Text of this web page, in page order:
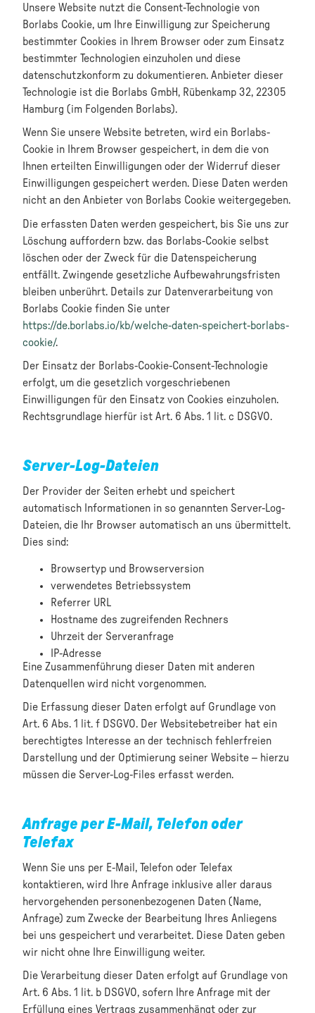
Unsere Website nutzt die Consent-Technologie von
Borlabs Cookie, um Ihre Einwilligung zur Speicherung
bestimmter Cookies in Ihrem Browser oder zum Einsatz
bestimmter Technologien einzuholen und diese
datenschutzkonform zu dokumentieren. Anbieter dieser
Technologie ist die Borlabs GmbH, Rübenkamp 32, 22305
Hamburg (im Folgenden Borlabs).
Wenn Sie unsere Website betreten, wird ein Borlabs-
Cookie in Ihrem Browser gespeichert, in dem die von
Ihnen erteilten Einwilligungen oder der Widerruf dieser
Einwilligungen gespeichert werden. Diese Daten werden
nicht an den Anbieter von Borlabs Cookie weitergegeben.
Die erfassten Daten werden gespeichert, bis Sie uns zur
Löschung auffordern bzw. das Borlabs-Cookie selbst
löschen oder der Zweck für die Datenspeicherung
entfällt. Zwingende gesetzliche Aufbewahrungsfristen
bleiben unberührt. Details zur Datenverarbeitung von
Borlabs Cookie finden Sie unter
https://de.borlabs.io/kb/welche-daten-speichert-borlabs-
cookie/.
Der Einsatz der Borlabs-Cookie-Consent-Technologie
erfolgt, um die gesetzlich vorgeschriebenen
Einwilligungen für den Einsatz von Cookies einzuholen.
Rechtsgrundlage hierfür ist Art. 6 Abs. 1 lit. c DSGVO.
Server-Log-Dateien
Der Provider der Seiten erhebt und speichert
automatisch Informationen in so genannten Server-Log-
Dateien, die Ihr Browser automatisch an uns übermittelt.
Dies sind:
Browsertyp und Browserversion
verwendetes Betriebssystem
Referrer URL
Hostname des zugreifenden Rechners
Uhrzeit der Serveranfrage
IP-Adresse
Eine Zusammenführung dieser Daten mit anderen
Datenquellen wird nicht vorgenommen.
Die Erfassung dieser Daten erfolgt auf Grundlage von
Art. 6 Abs. 1 lit. f DSGVO. Der Websitebetreiber hat ein
berechtigtes Interesse an der technisch fehlerfreien
Darstellung und der Optimierung seiner Website – hierzu
müssen die Server-Log-Files erfasst werden.
Anfrage per E-Mail, Telefon oder
Telefax
Wenn Sie uns per E-Mail, Telefon oder Telefax
kontaktieren, wird Ihre Anfrage inklusive aller daraus
hervorgehenden personenbezogenen Daten (Name,
Anfrage) zum Zwecke der Bearbeitung Ihres Anliegens
bei uns gespeichert und verarbeitet. Diese Daten geben
wir nicht ohne Ihre Einwilligung weiter.
Die Verarbeitung dieser Daten erfolgt auf Grundlage von
Art. 6 Abs. 1 lit. b DSGVO, sofern Ihre Anfrage mit der
Erfüllung eines Vertrags zusammenhängt oder zur